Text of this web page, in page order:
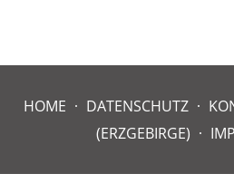
HOME DATENSCHUTZ
(ERZGEBIRGE)